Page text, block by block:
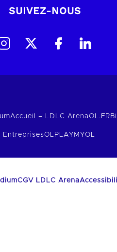
SUIVEZ-NOUS
Accueil – LDLC ArenaOL.FR
EntreprisesOLPLAY MYOL
CGV LDLC Arena